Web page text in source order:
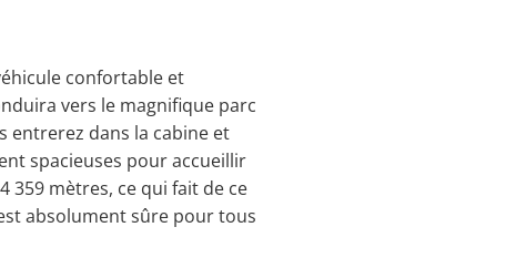
confortable et
vers le magnifique parc
entrerez dans la cabine et
spacieuses pour accueillir
359 mètres, ce qui fait de ce
absolument sûre pour tous